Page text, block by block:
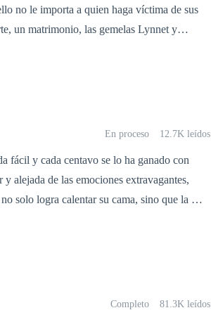
sus
un matrimonio, las gemelas Lynnet y
de la presente obra por cualquier medio o
los protagonistas o su forma de resolverlos
de solución de conflictos. Estoy en contra
Si no puede soportar situaciones de
En proceso 12.7K leídos
fácil y cada centavo se lo ha ganado con
alejada de las emociones extravagantes,
solo logra calentar su cama, sino que la ha
ella.
Completo 81.3K leídos